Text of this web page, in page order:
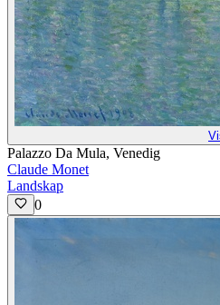
Palazzo Da Mula, Venedig
Claude Monet
Landskap
0